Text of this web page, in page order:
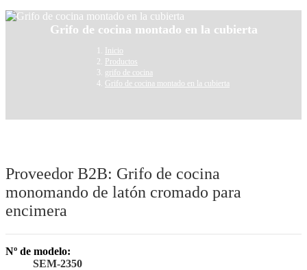
Grifo de cocina montado en la cubierta
Inicio
Productos
grifo de cocina
Grifo de cocina montado en la cubierta
Proveedor B2B: Grifo de cocina
monomando de latón cromado para
encimera
Nº de modelo:
SEM-2350